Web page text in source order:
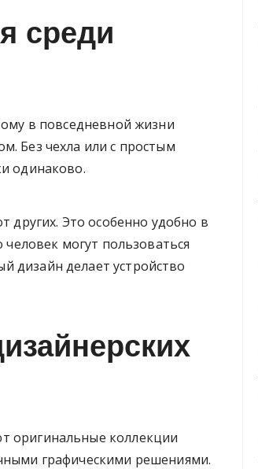
среди
в повседневной жизни
Без чехла или с простым
одинаково.
других. Это особенно удобно в
могут пользоваться
дизайн делает устройство
оригинальные коллекции
графическими решениями.